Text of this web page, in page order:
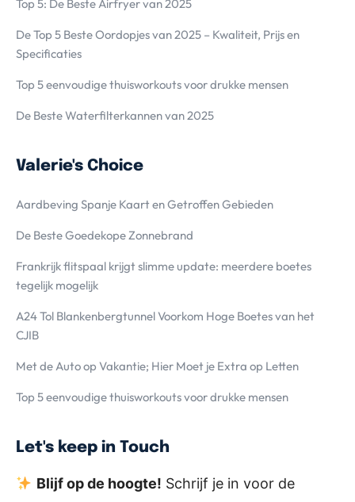
Top 5: De Beste Airfryer van 2025
De Top 5 Beste Oordopjes van 2025 – Kwaliteit, Prijs en
Specificaties
Top 5 eenvoudige thuisworkouts voor drukke mensen
De Beste Waterfilterkannen van 2025
Valerie's Choice
Aardbeving Spanje Kaart en Getroffen Gebieden
De Beste Goedekope Zonnebrand
Frankrijk flitspaal krijgt slimme update: meerdere boetes
tegelijk mogelijk
A24 Tol Blankenbergtunnel Voorkom Hoge Boetes van het
CJIB
Met de Auto op Vakantie; Hier Moet je Extra op Letten
Top 5 eenvoudige thuisworkouts voor drukke mensen
Let's keep in Touch
Blijf op de hoogte! Schrijf je in voor de